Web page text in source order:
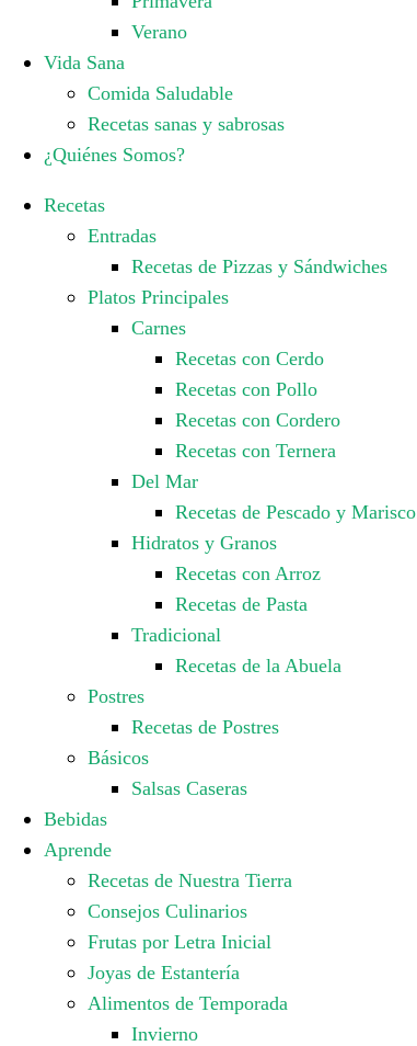
Verano
Vida Sana
Comida Saludable
Recetas sanas y sabrosas
¿Quiénes Somos?
Recetas
Entradas
Recetas de Pizzas y Sándwiches
Platos Principales
Carnes
Recetas con Cerdo
Recetas con Pollo
Recetas con Cordero
Recetas con Ternera
Del Mar
Recetas de Pescado y Marisco
Hidratos y Granos
Recetas con Arroz
Recetas de Pasta
Tradicional
Recetas de la Abuela
Postres
Recetas de Postres
Básicos
Salsas Caseras
Bebidas
Aprende
Recetas de Nuestra Tierra
Consejos Culinarios
Frutas por Letra Inicial
Joyas de Estantería
Alimentos de Temporada
Invierno